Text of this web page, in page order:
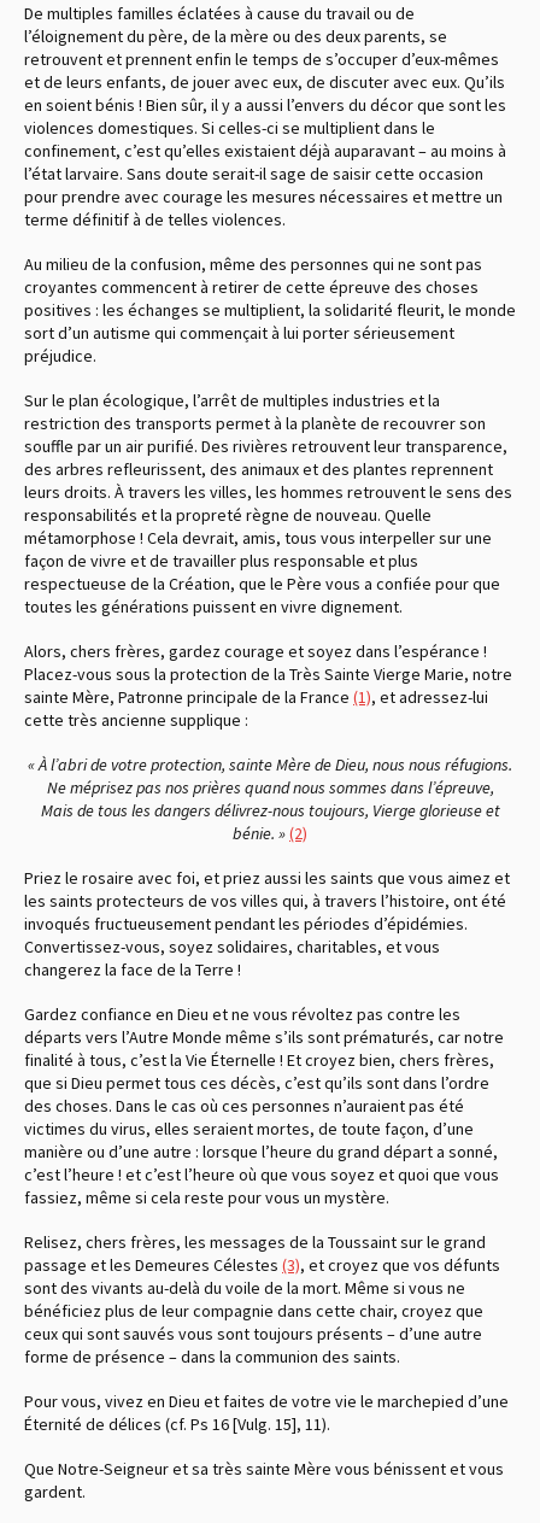
De multiples familles éclatées à cause du travail ou de
l’éloignement du père, de la mère ou des deux parents, se
retrouvent et prennent enfin le temps de s’occuper d’eux-mêmes
et de leurs enfants, de jouer avec eux, de discuter avec eux. Qu’ils
en soient bénis ! Bien sûr, il y a aussi l’envers du décor que sont les
violences domestiques. Si celles-ci se multiplient dans le
confinement, c’est qu’elles existaient déjà auparavant – au moins à
l’état larvaire. Sans doute serait-il sage de saisir cette occasion
pour prendre avec courage les mesures nécessaires et mettre un
terme définitif à de telles violences.
Au milieu de la confusion, même des personnes qui ne sont pas
croyantes commencent à retirer de cette épreuve des choses
positives : les échanges se multiplient, la solidarité fleurit, le monde
sort d’un autisme qui commençait à lui porter sérieusement
préjudice.
Sur le plan écologique, l’arrêt de multiples industries et la
restriction des transports permet à la planète de recouvrer son
souffle par un air purifié. Des rivières retrouvent leur transparence,
des arbres refleurissent, des animaux et des plantes reprennent
leurs droits. À travers les villes, les hommes retrouvent le sens des
responsabilités et la propreté règne de nouveau. Quelle
métamorphose ! Cela devrait, amis, tous vous interpeller sur une
façon de vivre et de travailler plus responsable et plus
respectueuse de la Création, que le Père vous a confiée pour que
toutes les générations puissent en vivre dignement.
Alors, chers frères, gardez courage et soyez dans l’espérance !
Placez-vous sous la protection de la Très Sainte Vierge Marie, notre
sainte Mère, Patronne principale de la France (1), et adressez-lui
cette très ancienne supplique :
« À l’abri de votre protection, sainte Mère de Dieu, nous nous réfugions.
Ne méprisez pas nos prières quand nous sommes dans l’épreuve,
Mais de tous les dangers délivrez-nous toujours, Vierge glorieuse et
bénie. »(2)
Priez le rosaire avec foi, et priez aussi les saints que vous aimez et
les saints protecteurs de vos villes qui, à travers l’histoire, ont été
invoqués fructueusement pendant les périodes d’épidémies.
Convertissez-vous, soyez solidaires, charitables, et vous
changerez la face de la Terre !
Gardez confiance en Dieu et ne vous révoltez pas contre les
départs vers l’Autre Monde même s’ils sont prématurés, car notre
finalité à tous, c’est la Vie Éternelle ! Et croyez bien, chers frères,
que si Dieu permet tous ces décès, c’est qu’ils sont dans l’ordre
des choses. Dans le cas où ces personnes n’auraient pas été
victimes du virus, elles seraient mortes, de toute façon, d’une
manière ou d’une autre : lorsque l’heure du grand départ a sonné,
c’est l’heure ! et c’est l’heure où que vous soyez et quoi que vous
fassiez, même si cela reste pour vous un mystère.
Relisez, chers frères, les messages de la Toussaint sur le grand
passage et les Demeures Célestes (3), et croyez que vos défunts
sont des vivants au-delà du voile de la mort. Même si vous ne
bénéficiez plus de leur compagnie dans cette chair, croyez que
ceux qui sont sauvés vous sont toujours présents – d’une autre
forme de présence – dans la communion des saints.
Pour vous, vivez en Dieu et faites de votre vie le marchepied d’une
Éternité de délices (cf. Ps 16 [Vulg. 15], 11).
Que Notre-Seigneur et sa très sainte Mère vous bénissent et vous
gardent.